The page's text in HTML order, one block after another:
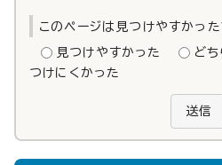
このページは見つけやすかっ
見つけやすかった どち
つけにくかった
送信